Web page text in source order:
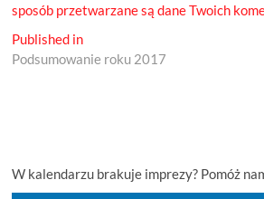
sposób przetwarzane są dane Twoich
Nawigacja
wpisu
Published in
Podsumowanie roku 2017
W kalendarzu brakuje imprezy? Pomóż